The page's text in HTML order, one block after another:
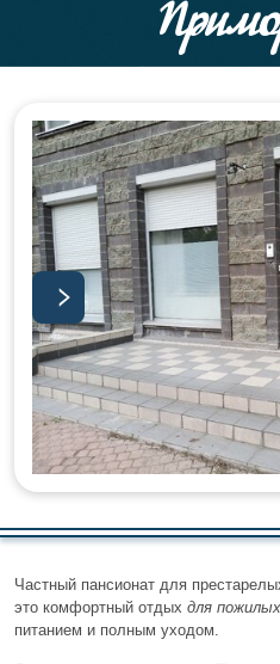
Частный пансионат для
это комфортный отдых для
питанием и полным уходом.